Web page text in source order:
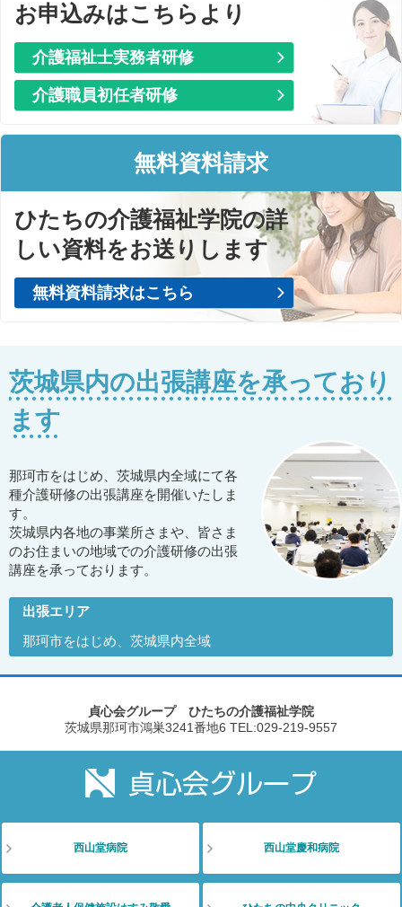
お申込みはこちらより
介護福祉士実務者研修
介護職員初任者研修
無料資料請求
ひたちの介護福祉学院の詳
しい資料をお送りします
無料資料請求はこちら
茨城県内の出張講座を承っており
ます
那珂市をはじめ、茨城県内全域にて各
種介護研修の出張講座を開催いたしま
す。
茨城県内各地の事業所さまや、皆さま
のお住まいの地域での介護研修の出張
講座を承っております。
出張エリア
那珂市をはじめ、茨城県内全域
貞心会グループ ひたちの介護福祉学院
茨城県那珂市鴻巣3241番地6 TEL:029-219-9557
西山堂病院 西山堂慶和病院